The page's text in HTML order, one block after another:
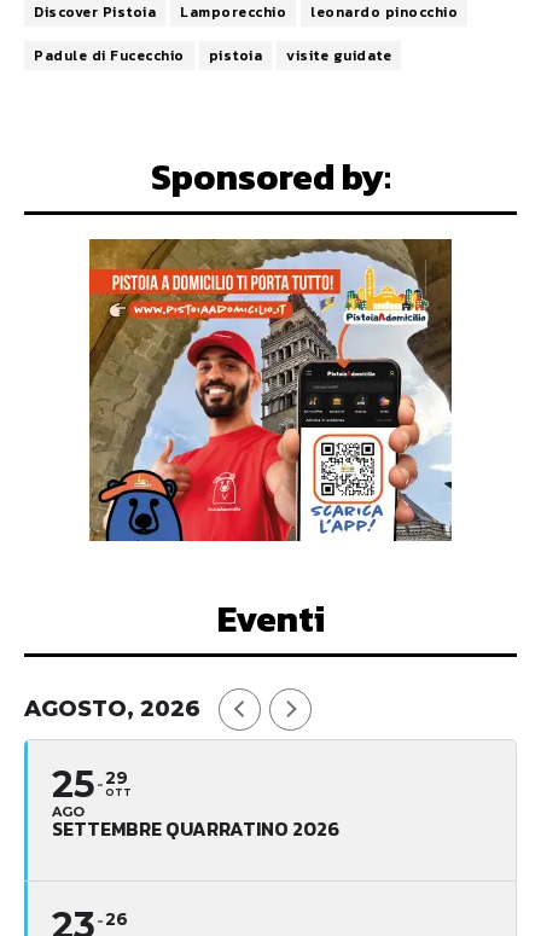
Discover Pistoia
Lamporecchio
leonardo pinocchio
Padule di Fucecchio
pistoia visite guidate
Sponsored by:
Eventi
AGOSTO, 2026
25
AGO
29
OTT
SETTEMBRE QUARRATINO 2026
23 26